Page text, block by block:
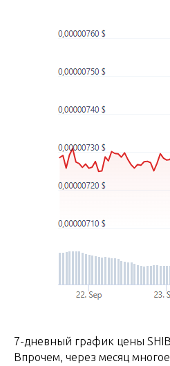
7-дневный график цены
Впрочем, через месяц